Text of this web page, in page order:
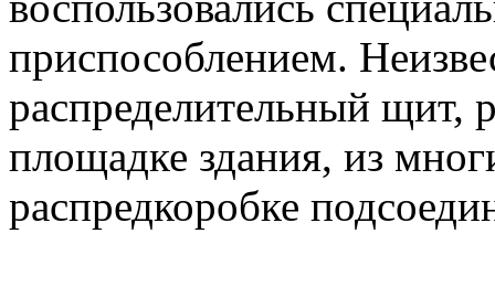
приспособлением.
распределительный щит,
площадке здания, из
распредкоробке